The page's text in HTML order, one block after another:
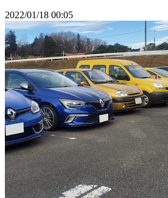
2022/01/18 00:05